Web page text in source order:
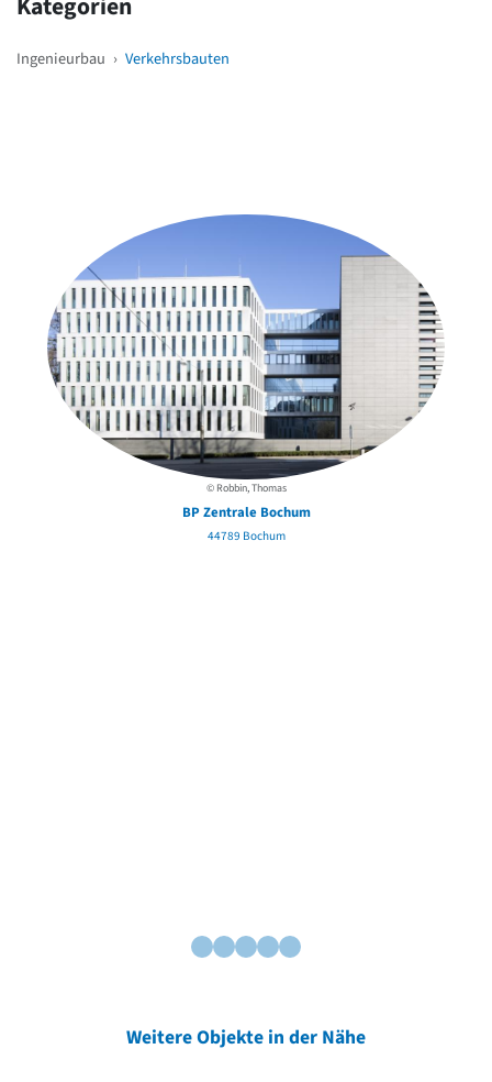
Kategorien
Ingenieurbau › Verkehrsbauten
© Robbin, Thomas
BP Zentrale Bochum
44789 Bochum
Weitere Objekte in der Nähe